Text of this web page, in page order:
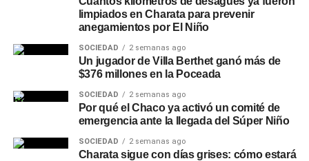
limpiados en Charata para prevenir
anegamientos por El Niño
SOCIEDAD 2 semanas ago
Un jugador de Villa Berthet ganó más de
$376 millones en la Poceada
SOCIEDAD 2 semanas ago
Por qué el Chaco ya activó un comité de
emergencia ante la llegada del Súper Niño
SOCIEDAD 2 semanas ago
Charata sigue con días grises: cómo estará